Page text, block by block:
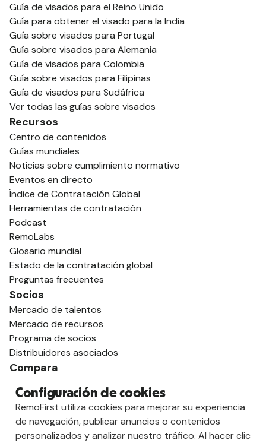
Guía de visados para el Reino Unido
Guía para obtener el visado para la India
Guía sobre visados para Portugal
Guía sobre visados para Alemania
Guía de visados para Colombia
Guía sobre visados para Filipinas
Guía de visados para Sudáfrica
Ver todas las guías sobre visados
Recursos
Centro de contenidos
Guías mundiales
Noticias sobre cumplimiento normativo
Eventos en directo
Índice de Contratación Global
Herramientas de contratación
Podcast
RemoLabs
Glosario mundial
Estado de la contratación global
Preguntas frecuentes
Socios
Mercado de talentos
Mercado de recursos
Programa de socios
Distribuidores asociados
Compara
vs. Remoto
vs. Ostra
vs. Multiplicador
Configuración de cookies
RemoFirst utiliza cookies para mejorar su experiencia
de navegación, publicar anuncios o contenidos
personalizados y analizar nuestro tráfico. Al hacer clic